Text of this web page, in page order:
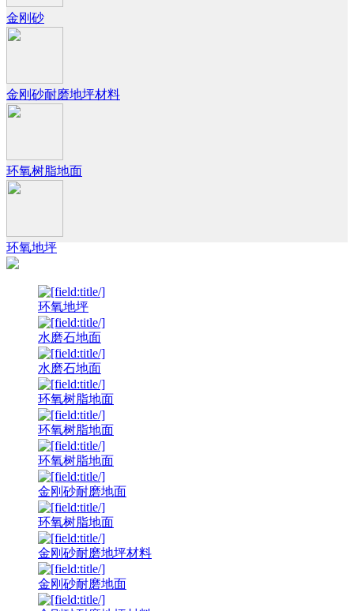
金刚砂
金刚砂耐磨地坪材料
环氧树脂地面
环氧地坪
环氧地坪
水磨石地面
水磨石地面
环氧树脂地面
环氧树脂地面
环氧树脂地面
金刚砂耐磨地面
环氧树脂地面
金刚砂耐磨地坪材料
金刚砂耐磨地面